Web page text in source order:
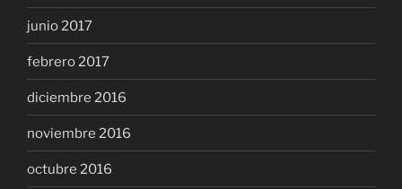
junio 2017
febrero 2017
diciembre 2016
noviembre 2016
octubre 2016